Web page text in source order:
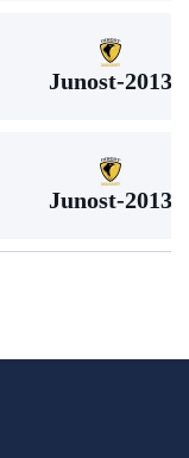
Junost-2013
Junost-2013